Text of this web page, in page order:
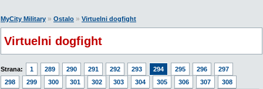
MyCity Military » Ostalo » Virtuelni dogfight
Virtuelni dogfight
Strana: 1 289 290 291 292 293 294 295 296
297
298
299 300 301 302 303 304 305 306 307
308